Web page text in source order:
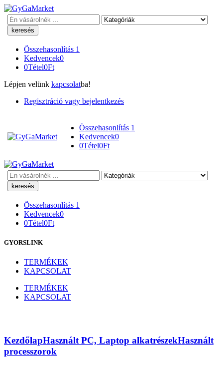
Keresés
Összehasonlítás 1
Kedvencek0
0Tétel0Ft
Lépjen velünk kapcsolatba!
Regisztráció vagy bejelentkezés
Összehasonlítás 1
Kedvencek0
0Tétel0Ft
Keresés
Összehasonlítás 1
Kedvencek0
0Tétel0Ft
GYORSLINK
TERMÉKEK
KAPCSOLAT
TERMÉKEK
KAPCSOLAT
KezdőlapHasznált PC, Laptop alkatrészekHasznált
processzorok